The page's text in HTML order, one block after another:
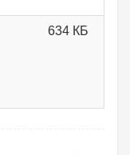
634 КБ